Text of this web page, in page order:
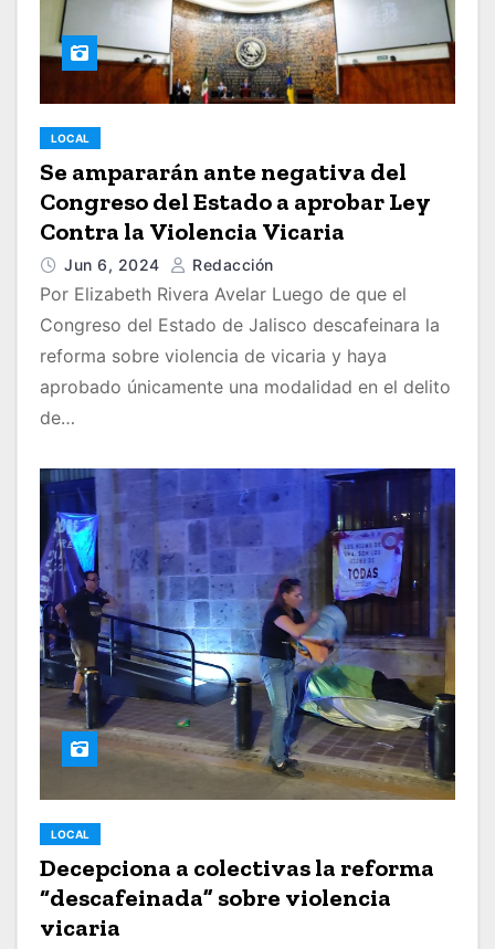
LOCAL
Se ampararán ante negativa del
Congreso del Estado a aprobar Ley
Contra la Violencia Vicaria
Jun 6, 2024 Redacción
Por Elizabeth Rivera Avelar Luego de que el
Congreso del Estado de Jalisco descafeinara la
reforma sobre violencia de vicaria y haya
aprobado únicamente una modalidad en el delito
de…
LOCAL
Decepciona a colectivas la reforma
“descafeinada” sobre violencia
vicaria